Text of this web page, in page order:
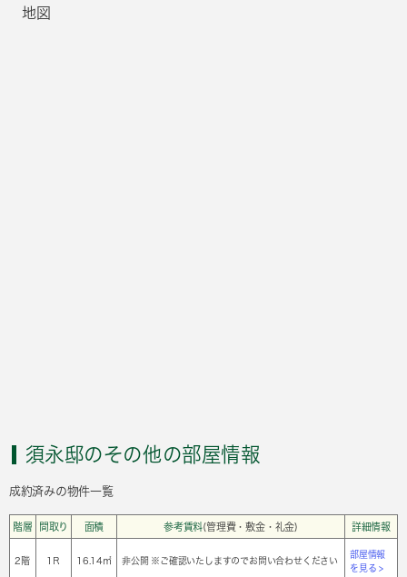
地図
須永邸のその他の部屋情報
成約済みの物件一覧
階層 間取り 面積 参考賃料(管理費・敷金・礼金) 詳細情報
2階 1Ｒ 16.14㎡ 非公開 ※ご確認いたしますのでお問い合わせください
部屋情報
を見る >